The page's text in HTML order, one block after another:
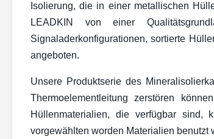
Isolierung, die in einer metallischen
LEADKIN von einer
Signaladerkonfigurationen, sortierte
angeboten.
Unsere Produktserie des
Thermoelementleitung zerstören
Hüllenmaterialien, die verfügbar
vorgewählten worden Materialien benutzt